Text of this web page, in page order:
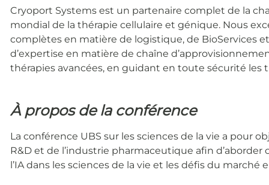
Cryoport Systems est un partenaire complet de la
mondial de la thérapie cellulaire et génique. Nous
complètes en matière de logistique, de BioServices
d’expertise en matière de chaîne
thérapies avancées, en guidant en toute sécurité
À propos de la conférence
La conférence UBS sur les sciences de la vie a pour
R&D et de l’industrie pharmaceutique afin
l’IA dans les sciences de la vie et les défis du marché